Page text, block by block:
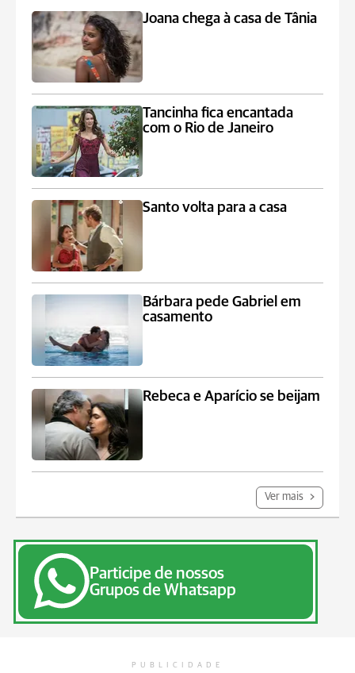
Joana chega à casa de Tânia
Tancinha fica encantada
com o Rio de Janeiro
Santo volta para a casa
Bárbara pede Gabriel em
casamento
Rebeca e Aparício se beijam
Ver mais
Participe de nossos
Grupos de Whatsapp
PUBLICIDADE